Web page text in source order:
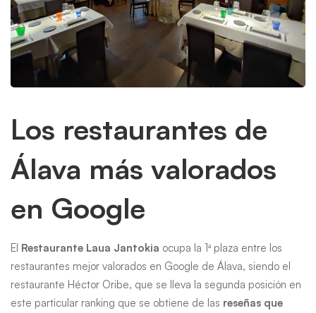
valorados
en
Google
Los restaurantes de
Álava más valorados
en Google
El Restaurante Laua Jantokia ocupa la 1ª plaza entre los
restaurantes mejor valorados en Google de Álava, siendo el
restaurante Héctor Oribe, que se lleva la segunda posición en
este particular ranking que se obtiene de las reseñas que